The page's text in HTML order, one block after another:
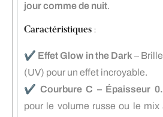
jour comme de nuit.
Caractéristiques :
✔️ Effet Glow in the Dark –
(UV) pour un effet incroyable.
✔️ Courbure C – Épaisseur
pour le volume russe ou le mix